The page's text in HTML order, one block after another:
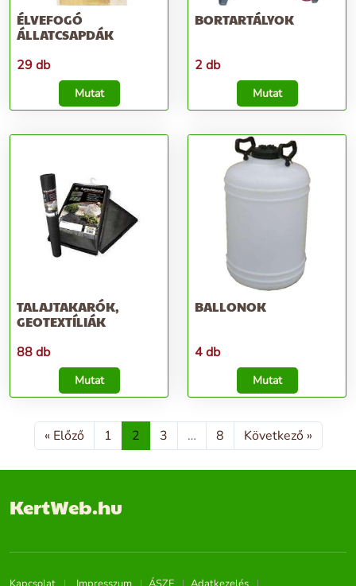
ÉLVEFOGÓ
ÁLLATCSAPDÁK
29 db
Mutat
BORTARTÁLYOK
2 db
Mutat
TALAJTAKARÓK,
GEOTEXTÍLIÁK
88 db
Mutat
BALLONOK
4 db
Mutat
« Előző 1 2 3 … 8 Következő »
KertWeb.hu